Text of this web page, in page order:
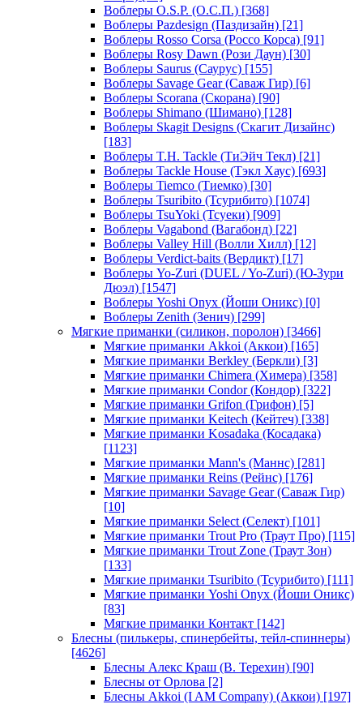
Воблеры O.S.P. (О.С.П.) [368]
Воблеры Pazdesign (Паздизайн) [21]
Воблеры Rosso Corsa (Россо Корса) [91]
Воблеры Rosy Dawn (Рози Даун) [30]
Воблеры Saurus (Саурус) [155]
Воблеры Savage Gear (Саваж Гир) [6]
Воблеры Scorana (Скорана) [90]
Воблеры Shimano (Шимано) [128]
Воблеры Skagit Designs (Скагит Дизайнс)
[183]
Воблеры T.H. Tackle (ТиЭйч Текл) [21]
Воблеры Tackle House (Тэкл Хаус) [693]
Воблеры Tiemco (Тиемко) [30]
Воблеры Tsuribito (Тсурибито) [1074]
Воблеры TsuYoki (Тсуеки) [909]
Воблеры Vagabond (Вагабонд) [22]
Воблеры Valley Hill (Волли Хилл) [12]
Воблеры Verdict-baits (Вердикт) [17]
Воблеры Yo-Zuri (DUEL / Yo-Zuri) (Ю-Зури
Дюэл) [1547]
Воблеры Yoshi Onyx (Йоши Оникс) [0]
Воблеры Zenith (Зенич) [299]
Мягкие приманки (силикон, поролон) [3466]
Мягкие приманки Akkoi (Аккои) [165]
Мягкие приманки Berkley (Беркли) [3]
Мягкие приманки Chimera (Химера) [358]
Мягкие приманки Condor (Кондор) [322]
Мягкие приманки Grifon (Грифон) [5]
Мягкие приманки Keitech (Кейтеч) [338]
Мягкие приманки Kosadaka (Косадака)
[1123]
Мягкие приманки Mann's (Маннс) [281]
Мягкие приманки Reins (Рейнс) [176]
Мягкие приманки Savage Gear (Саваж Гир)
[10]
Мягкие приманки Select (Селект) [101]
Мягкие приманки Trout Pro (Траут Про) [115]
Мягкие приманки Trout Zone (Траут Зон)
[133]
Мягкие приманки Tsuribito (Тсурибито) [111]
Мягкие приманки Yoshi Onyx (Йоши Оникс)
[83]
Мягкие приманки Контакт [142]
Блесны (пилькеры, спинербейты, тейл-спиннеры)
[4626]
Блесны Алекс Краш (В. Терехин) [90]
Блесны от Орлова [2]
Блесны Akkoi (I AM Company) (Аккои) [197]